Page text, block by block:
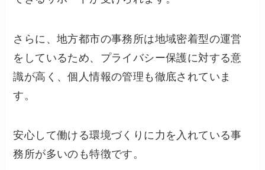
さらに、地方都市の事務所は地域密着型の運営
をしているため、プライバシー保護に対する意
識が高く、個人情報の管理も徹底されていま
す。
安心して働ける環境づくりに力を入れている事
務所が多いのも特徴です。